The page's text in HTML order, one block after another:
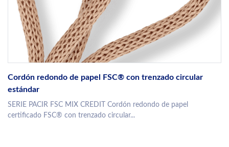
Cordón redondo de papel FSC® con trenzado circular
estándar
SERIE PACIR FSC MIX CREDIT Cordón redondo de papel
certificado FSC® con trenzado circular...